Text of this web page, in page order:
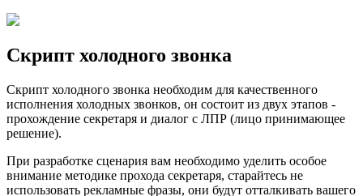
Скрипт холодного звонка
Скрипт холодного звонка необходим для качественного
исполнения холодных звонков, он состоит из двух этапов -
прохождение секретаря и диалог с ЛПР (лицо принимающее
решение).
При разработке сценария вам необходимо уделить особое
внимание методике прохода секретаря, старайтесь не
использовать рекламные фразы, они будут отталкивать вашего